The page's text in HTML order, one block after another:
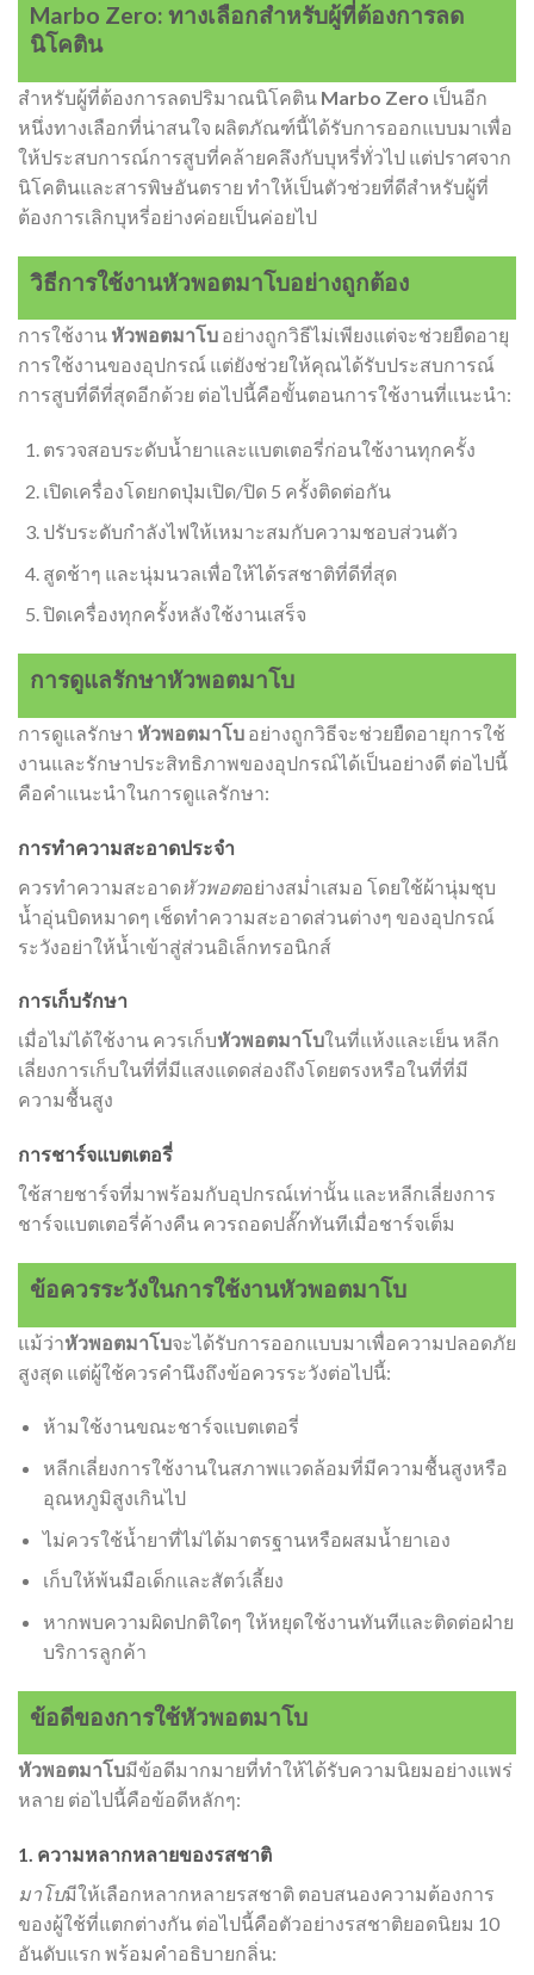
Marbo Zero: ทางเลือกสำหรับผู้ที่ต้องการลด
นิโคติน
สำหรับผู้ที่ต้องการลดปริมาณนิโคติน Marbo Zero เป็นอีก
หนึ่งทางเลือกที่น่าสนใจ ผลิตภัณฑ์นี้ได้รับการออกแบบมาเพื่อ
ให้ประสบการณ์การสูบที่คล้ายคลึงกับบุหรี่ทั่วไป แต่ปราศจาก
นิโคตินและสารพิษอันตราย ทำให้เป็นตัวช่วยที่ดีสำหรับผู้ที่
ต้องการเลิกบุหรี่อย่างค่อยเป็นค่อยไป
วิธีการใช้งานหัวพอตมาโบอย่างถูกต้อง
การใช้งาน หัวพอตมาโบ อย่างถูกวิธีไม่เพียงแต่จะช่วยยืดอายุ
การใช้งานของอุปกรณ์ แต่ยังช่วยให้คุณได้รับประสบการณ์
การสูบที่ดีที่สุดอีกด้วย ต่อไปนี้คือขั้นตอนการใช้งานที่แนะนำ:
ตรวจสอบระดับน้ำยาและแบตเตอรี่ก่อนใช้งานทุกครั้ง
เปิดเครื่องโดยกดปุ่มเปิด/ปิด 5 ครั้งติดต่อกัน
ปรับระดับกำลังไฟให้เหมาะสมกับความชอบส่วนตัว
สูดช้าๆ และนุ่มนวลเพื่อให้ได้รสชาติที่ดีที่สุด
ปิดเครื่องทุกครั้งหลังใช้งานเสร็จ
การดูแลรักษาหัวพอตมาโบ
การดูแลรักษา หัวพอตมาโบ อย่างถูกวิธีจะช่วยยืดอายุการใช้
งานและรักษาประสิทธิภาพของอุปกรณ์ได้เป็นอย่างดี ต่อไปนี้
คือคำแนะนำในการดูแลรักษา:
การทำความสะอาดประจำ
ควรทำความสะอาดหัวพอตอย่างสม่ำเสมอ โดยใช้ผ้านุ่มชุบ
น้ำอุ่นบิดหมาดๆ เช็ดทำความสะอาดส่วนต่างๆ ของอุปกรณ์
ระวังอย่าให้น้ำเข้าสู่ส่วนอิเล็กทรอนิกส์
การเก็บรักษา
เมื่อไม่ได้ใช้งาน ควรเก็บหัวพอตมาโบในที่แห้งและเย็น หลีก
เลี่ยงการเก็บในที่ที่มีแสงแดดส่องถึงโดยตรงหรือในที่ที่มี
ความชื้นสูง
การชาร์จแบตเตอรี่
ใช้สายชาร์จที่มาพร้อมกับอุปกรณ์เท่านั้น และหลีกเลี่ยงการ
ชาร์จแบตเตอรี่ค้างคืน ควรถอดปลั๊กทันทีเมื่อชาร์จเต็ม
ข้อควรระวังในการใช้งานหัวพอตมาโบ
แม้ว่าหัวพอตมาโบจะได้รับการออกแบบมาเพื่อความปลอดภัย
สูงสุด แต่ผู้ใช้ควรคำนึงถึงข้อควรระวังต่อไปนี้:
ห้ามใช้งานขณะชาร์จแบตเตอรี่
หลีกเลี่ยงการใช้งานในสภาพแวดล้อมที่มีความชื้นสูงหรือ
อุณหภูมิสูงเกินไป
ไม่ควรใช้น้ำยาที่ไม่ได้มาตรฐานหรือผสมน้ำยาเอง
เก็บให้พ้นมือเด็กและสัตว์เลี้ยง
หากพบความผิดปกติใดๆ ให้หยุดใช้งานทันทีและติดต่อฝ่าย
บริการลูกค้า
ข้อดีของการใช้หัวพอตมาโบ
หัวพอตมาโบมีข้อดีมากมายที่ทำให้ได้รับความนิยมอย่างแพร่
หลาย ต่อไปนี้คือข้อดีหลักๆ:
1. ความหลากหลายของรสชาติ
มาโบมีให้เลือกหลากหลายรสชาติ ตอบสนองความต้องการ
ของผู้ใช้ที่แตกต่างกัน ต่อไปนี้คือตัวอย่างรสชาติยอดนิยม 10
อันดับแรก พร้อมคำอธิบายกลิ่น: